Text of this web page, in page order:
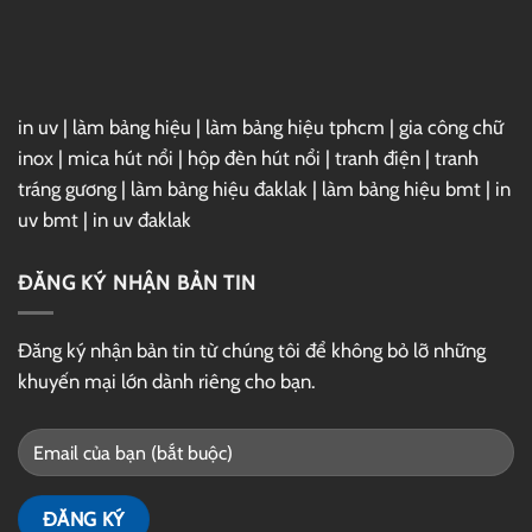
in uv | làm bảng hiệu | làm bảng hiệu tphcm | gia công chữ
inox | mica hút nổi | hộp đèn hút nổi | tranh điện | tranh
tráng gương | làm bảng hiệu đaklak | làm bảng hiệu bmt | in
uv bmt | in uv đaklak
ĐĂNG KÝ NHẬN BẢN TIN
Đăng ký nhận bản tin từ chúng tôi để không bỏ lỡ những
khuyến mại lớn dành riêng cho bạn.